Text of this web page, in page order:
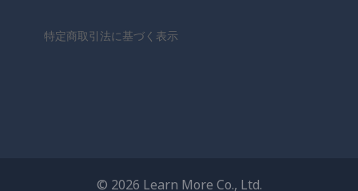
特定商取引法に基づく表示
© 2026 Learn More Co., Ltd.